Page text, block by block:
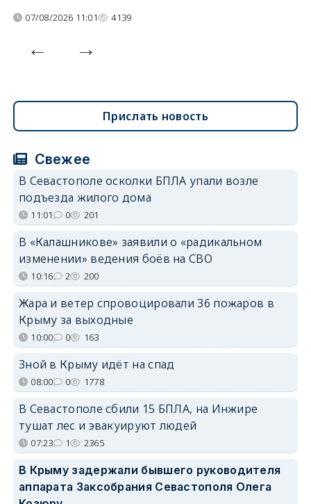
07/08/2026 11:01 4139
Прислать новость
Свежее
В Севастополе осколки БПЛА упали возле
подъезда жилого дома
11:01 0 201
В «Калашникове» заявили о «радикальном
изменении» ведения боёв на СВО
10:16 2 200
Жара и ветер спровоцировали 36 пожаров в
Крыму за выходные
10:00 0 163
Зной в Крыму идёт на спад
08:00 0 1778
В Севастополе сбили 15 БПЛА, на Инжире
тушат лес и эвакуируют людей
07:23 1 2365
В Крыму задержали бывшего руководителя
аппарата Заксобрания Севастополя Олега